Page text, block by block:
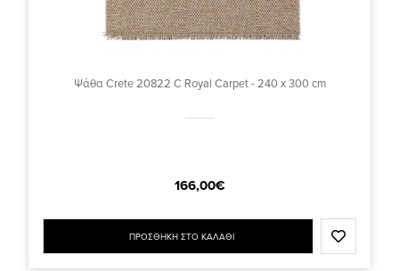
Ψάθα Crete 20822 C Royal Carpet - 240 x 300 cm
166,00€
ΠΡΟΣΘΗΚΗ ΣΤΟ ΚΑΛΑΘΙ